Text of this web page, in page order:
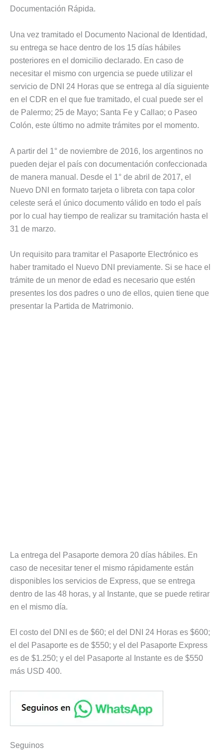
Documentación Rápida.
Una vez tramitado el Documento Nacional de Identidad,
su entrega se hace dentro de los 15 días hábiles
posteriores en el domicilio declarado. En caso de
necesitar el mismo con urgencia se puede utilizar el
servicio de DNI 24 Horas que se entrega al día siguiente
en el CDR en el que fue tramitado, el cual puede ser el
de Palermo; 25 de Mayo; Santa Fe y Callao; o Paseo
Colón, este último no admite trámites por el momento.
A partir del 1° de noviembre de 2016, los argentinos no
pueden dejar el país con documentación confeccionada
de manera manual. Desde el 1° de abril de 2017, el
Nuevo DNI en formato tarjeta o libreta con tapa color
celeste será el único documento válido en todo el país
por lo cual hay tiempo de realizar su tramitación hasta el
31 de marzo.
Un requisito para tramitar el Pasaporte Electrónico es
haber tramitado el Nuevo DNI previamente. Si se hace el
trámite de un menor de edad es necesario que estén
presentes los dos padres o uno de ellos, quien tiene que
presentar la Partida de Matrimonio.
La entrega del Pasaporte demora 20 días hábiles. En
caso de necesitar tener el mismo rápidamente están
disponibles los servicios de Express, que se entrega
dentro de las 48 horas, y al Instante, que se puede retirar
en el mismo día.
El costo del DNI es de $60; el del DNI 24 Horas es $600;
el del Pasaporte es de $550; y el del Pasaporte Express
es de $1.250; y el del Pasaporte al Instante es de $550
más USD 400.
Seguinos